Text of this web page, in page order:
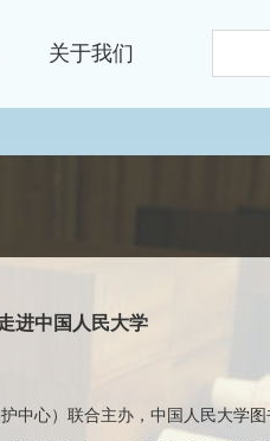
关于我们
进中国人民大学
中心）联合主办，中国人民大学